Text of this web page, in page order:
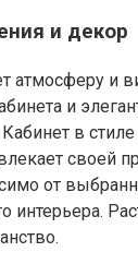
и декор
атмосферу и
и
в
своей
от